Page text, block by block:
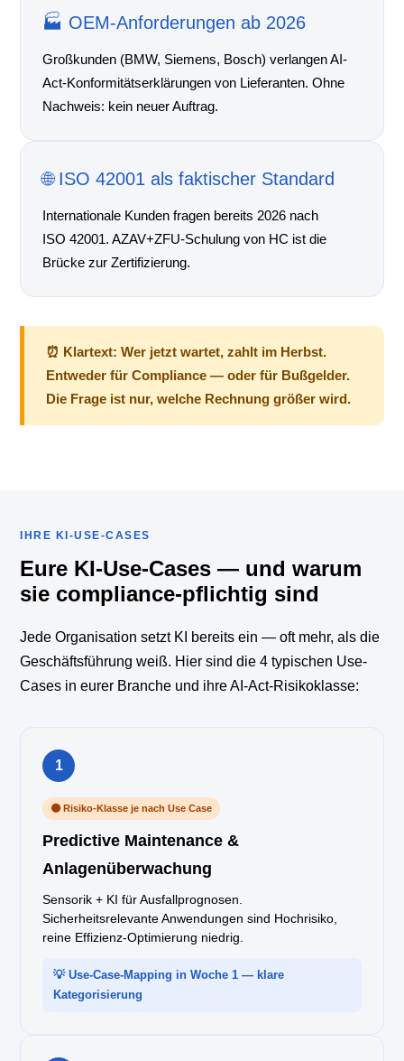
🏭 OEM-Anforderungen ab 2026
Großkunden (BMW, Siemens, Bosch) verlangen AI-
Act-Konformitätserklärungen von Lieferanten. Ohne
Nachweis: kein neuer Auftrag.
🌐 ISO 42001 als faktischer Standard
Internationale Kunden fragen bereits 2026 nach
ISO 42001. AZAV+ZFU-Schulung von HC ist die
Brücke zur Zertifizierung.
⏰ Klartext: Wer jetzt wartet, zahlt im Herbst.
Entweder für Compliance — oder für Bußgelder.
Die Frage ist nur, welche Rechnung größer wird.
IHRE KI-USE-CASES
Eure KI-Use-Cases — und warum
sie compliance-pflichtig sind
Jede Organisation setzt KI bereits ein — oft mehr, als die
Geschäftsführung weiß. Hier sind die 4 typischen Use-
Cases in eurer Branche und ihre AI-Act-Risikoklasse:
1
🟠 Risiko-Klasse je nach Use Case
Predictive Maintenance &
Anlagenüberwachung
Sensorik + KI für Ausfallprognosen.
Sicherheitsrelevante Anwendungen sind Hochrisiko,
reine Effizienz-Optimierung niedrig.
💡 Use-Case-Mapping in Woche 1 — klare
Kategorisierung